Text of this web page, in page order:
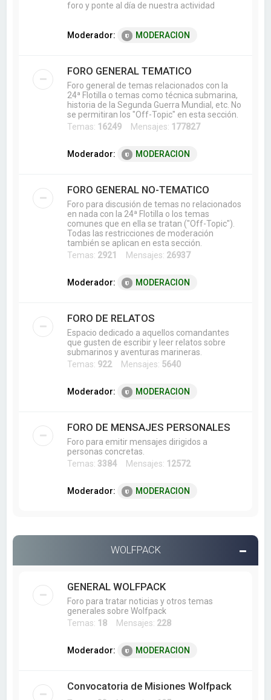
foro y ponte al día de nuestra actividad
Moderador: MODERACION
FORO GENERAL TEMATICO
Foro general de temas relacionados con la
24ª Flotilla o temas como técnica submarina,
historia de la Segunda Guerra Mundial, etc. No
se permitiran los "Off-Topic" en esta sección.
Temas: 16249 Mensajes: 177827
Moderador: MODERACION
FORO GENERAL NO-TEMATICO
Foro para discusión de temas no relacionados
en nada con la 24ª Flotilla o los temas
comunes que en ella se tratan ("Off-Topic").
Todas las restricciones de moderación
también se aplican en esta sección.
Temas: 2921 Mensajes: 26937
Moderador: MODERACION
FORO DE RELATOS
Espacio dedicado a aquellos comandantes
que gusten de escribir y leer relatos sobre
submarinos y aventuras marineras.
Temas: 922Mensajes: 5640
Moderador: MODERACION
FORO DE MENSAJES PERSONALES
Foro para emitir mensajes dirigidos a
personas concretas.
Temas: 3384 Mensajes: 12572
Moderador: MODERACION
WOLFPACK
GENERAL WOLFPACK
Foro para tratar noticias y otros temas
generales sobre Wolfpack
Temas: 18 Mensajes: 228
Moderador: MODERACION
Convocatoria de Misiones Wolfpack